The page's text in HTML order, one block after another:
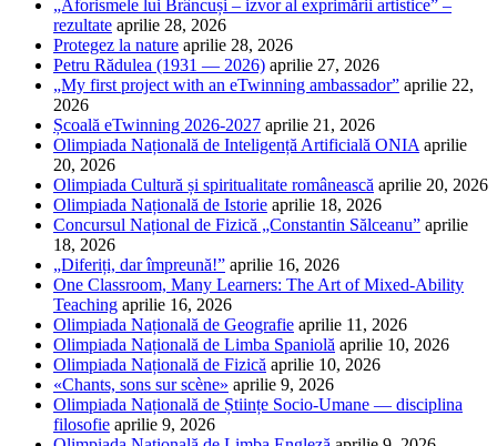
„Aforismele lui Brâncuși – izvor al exprimării artistice” –
rezultate aprilie 28, 2026
Protegez la nature aprilie 28, 2026
Petru Rădulea (1931 — 2026) aprilie 27, 2026
„My first project with an eTwinning ambassador” aprilie 22,
2026
Școală eTwinning 2026-2027 aprilie 21, 2026
Olimpiada Națională de Inteligență Artificială ONIA aprilie
20, 2026
Olimpiada Cultură și spiritualitate românească aprilie 20, 2026
Olimpiada Națională de Istorie aprilie 18, 2026
Concursul Național de Fizică „Constantin Sălceanu” aprilie
18, 2026
„Diferiți, dar împreună!” aprilie 16, 2026
One Classroom, Many Learners: The Art of Mixed-Ability
Teaching aprilie 16, 2026
Olimpiada Națională de Geografie aprilie 11, 2026
Olimpiada Națională de Limba Spaniolă aprilie 10, 2026
Olimpiada Națională de Fizică aprilie 10, 2026
«Chants, sons sur scène» aprilie 9, 2026
Olimpiada Națională de Științe Socio-Umane — disciplina
filosofie aprilie 9, 2026